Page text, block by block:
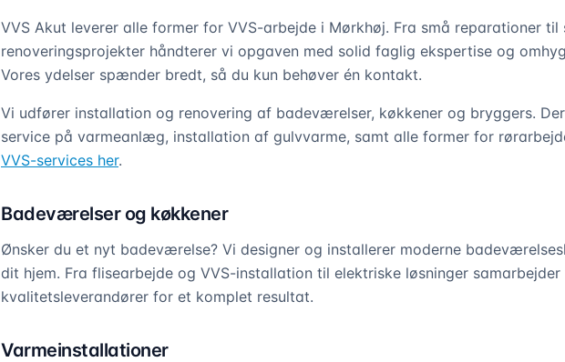
VVS Akut leverer alle former for VVS-arbejde i Mørkhøj. Fra små reparationer til
renoveringsprojekter håndterer vi opgaven med solid faglig ekspertise og
Vores ydelser spænder bredt, så du kun behøver én kontakt.
Vi udfører installation og renovering af badeværelser, køkkener og bryggers.
service på varmeanlæg, installation af gulvvarme, samt alle former for
VVS-services her.
Badeværelser og køkkener
Ønsker du et nyt badeværelse? Vi designer og installerer moderne
dit hjem. Fra flisearbejde og VVS-installation til elektriske løsninger samarbejder
kvalitetsleverandører for et komplet resultat.
Varmeinstallationer